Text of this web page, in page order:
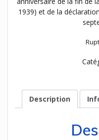
1939) et de la
Description